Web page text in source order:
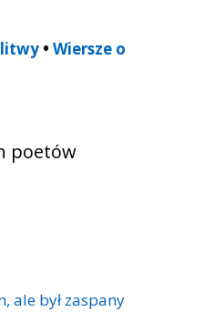
• Wiersze o
poetów
ale był zaspany